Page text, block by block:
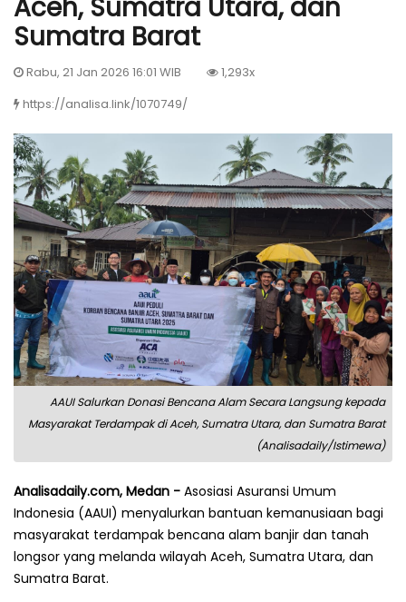
Aceh, Sumatra Utara, dan
Sumatra Barat
Rabu, 21 Jan 2026 16:01 WIB
1,293x
https://analisa.link/1070749/
AAUI Salurkan Donasi Bencana Alam Secara Langsung kepada
Masyarakat Terdampak di Aceh, Sumatra Utara, dan Sumatra Barat
(Analisadaily/Istimewa)
Analisadaily.com, Medan - Asosiasi Asuransi Umum
Indonesia (AAUI) menyalurkan bantuan kemanusiaan bagi
masyarakat terdampak bencana alam banjir dan tanah
longsor yang melanda wilayah Aceh, Sumatra Utara, dan
Sumatra Barat.